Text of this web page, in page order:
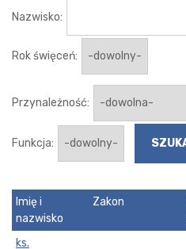
Nazwisko:
Rok święceń:
Przynależność:
Funkcja:
Imię i
nazwisko
Zakon
ks.